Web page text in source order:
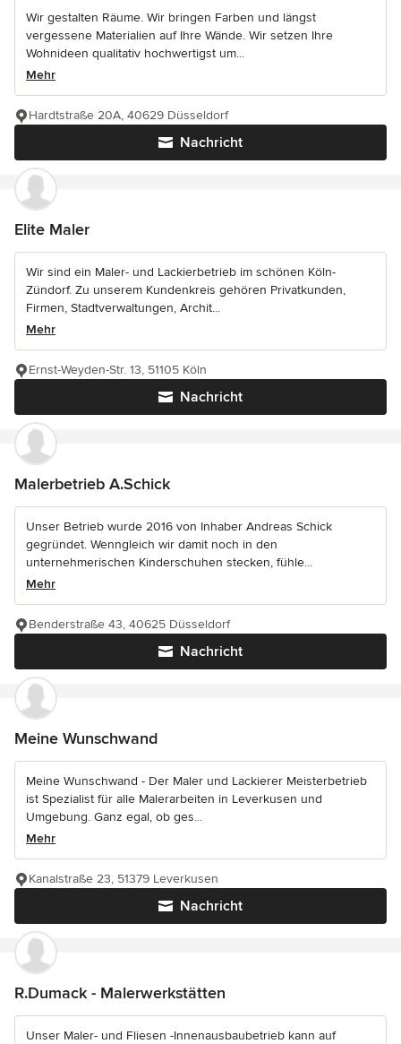
Wir gestalten Räume. Wir bringen Farben und längst
vergessene Materialien auf Ihre Wände. Wir setzen Ihre
Wohnideen qualitativ hochwertigst um...
Mehr
Nachricht
Hardtstraße 20A, 40629 Düsseldorf
Elite Maler
Wir sind ein Maler- und Lackierbetrieb im schönen Köln-
Zündorf. Zu unserem Kundenkreis gehören Privatkunden,
Firmen, Stadtverwaltungen, Archit...
Mehr
Nachricht
Ernst-Weyden-Str. 13, 51105 Köln
Malerbetrieb A.Schick
Unser Betrieb wurde 2016 von Inhaber Andreas Schick
gegründet. Wenngleich wir damit noch in den
unternehmerischen Kinderschuhen stecken, fühle...
Mehr
Nachricht
Benderstraße 43, 40625 Düsseldorf
Meine Wunschwand
Meine Wunschwand - Der Maler und Lackierer Meisterbetrieb
ist Spezialist für alle Malerarbeiten in Leverkusen und
Umgebung. Ganz egal, ob ges...
Mehr
Nachricht
Kanalstraße 23, 51379 Leverkusen
R.Dumack - Malerwerkstätten
Unser Maler- und Fliesen -Innenausbaubetrieb kann auf